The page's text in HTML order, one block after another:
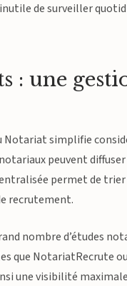
de surveiller
: une
Notariat simplifie
peuvent
permet de
recrutement.
nombre d’études
que NotariatRecrute
une visibilité